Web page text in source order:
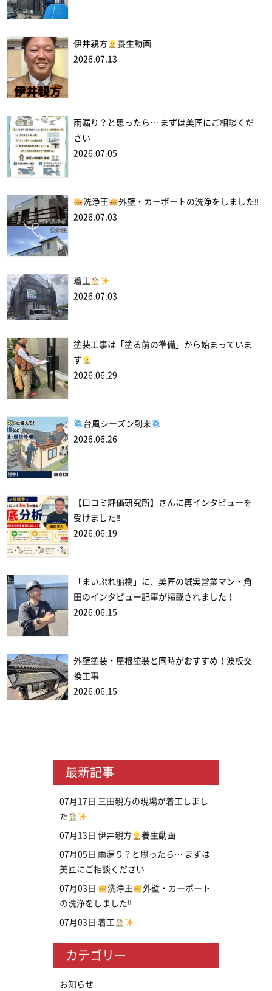
伊井親方
養生動画
2026.07.13
雨漏り？と思ったら… まずは美匠にご相談くだ
さい
2026.07.05
洗浄王
外壁・カーポートの洗浄をしました‼
2026.07.03
着工
2026.07.03
塗装工事は「塗る前の準備」から始まっていま
す
2026.06.29
台風シーズン到来
2026.06.26
【口コミ評価研究所】さんに再インタビューを
受けました‼
2026.06.19
「まいぷれ船橋」に、美匠の誠実営業マン・角
田のインタビュー記事が掲載されました！
2026.06.15
外壁塗装・屋根塗装と同時がおすすめ！波板交
換工事
2026.06.15
最新記事
07月17日 三田親方の現場が着工しまし
た
07月13日 伊井親方 養生動画
07月05日 雨漏り？と思ったら… まずは
美匠にご相談ください
07月03日 洗浄王
外壁・カーポート
の洗浄をしました‼
07月03日 着工
カテゴリー
お知らせ